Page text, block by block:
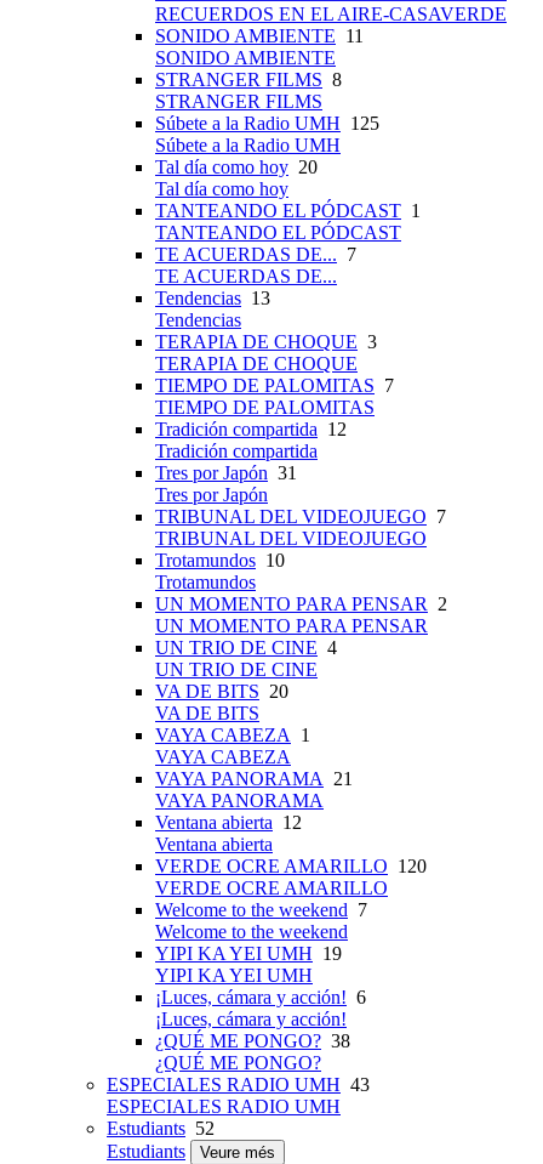
RECUERDOS EN EL AIRE-CASAVERDE
SONIDO AMBIENTE 11
SONIDO AMBIENTE
STRANGER FILMS 8
STRANGER FILMS
Súbete a la Radio UMH 125
Súbete a la Radio UMH
Tal día como hoy 20
Tal día como hoy
TANTEANDO EL PÓDCAST 1
TANTEANDO EL PÓDCAST
TE ACUERDAS DE... 7
TE ACUERDAS DE...
Tendencias 13
Tendencias
TERAPIA DE CHOQUE 3
TERAPIA DE CHOQUE
TIEMPO DE PALOMITAS 7
TIEMPO DE PALOMITAS
Tradición compartida 12
Tradición compartida
Tres por Japón 31
Tres por Japón
TRIBUNAL DEL VIDEOJUEGO 7
TRIBUNAL DEL VIDEOJUEGO
Trotamundos 10
Trotamundos
UN MOMENTO PARA PENSAR 2
UN MOMENTO PARA PENSAR
UN TRIO DE CINE 4
UN TRIO DE CINE
VA DE BITS 20
VA DE BITS
VAYA CABEZA 1
VAYA CABEZA
VAYA PANORAMA 21
VAYA PANORAMA
Ventana abierta 12
Ventana abierta
VERDE OCRE AMARILLO 120
VERDE OCRE AMARILLO
Welcome to the weekend 7
Welcome to the weekend
YIPI KA YEI UMH 19
YIPI KA YEI UMH
¡Luces, cámara y acción! 6
¡Luces, cámara y acción!
¿QUÉ ME PONGO? 38
¿QUÉ ME PONGO?
ESPECIALES RADIO UMH 43
ESPECIALES RADIO UMH
Estudiants 52
Estudiants
Veure més